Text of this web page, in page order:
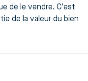
de le vendre. C'est
de la valeur du bien